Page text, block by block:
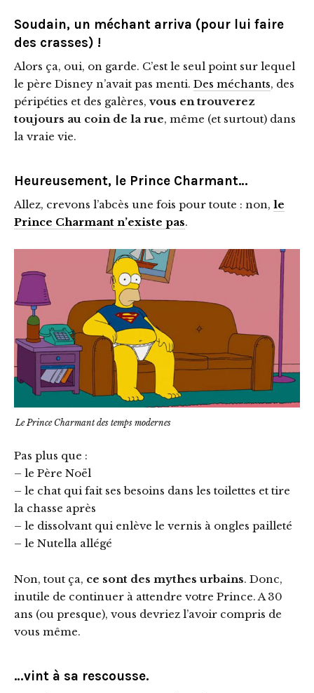
Soudain, un méchant arriva (pour lui faire
des crasses) !
Alors ça, oui, on garde. C’est le seul point sur lequel
le père Disney n’avait pas menti. Des méchants, des
péripéties et des galères, vous en trouverez
toujours au coin de la rue, même (et surtout) dans
la vraie vie.
Heureusement, le Prince Charmant…
Allez, crevons l’abcès une fois pour toute : non, le
Prince Charmant n’existe pas.
Le Prince Charmant des temps modernes
Pas plus que :
– le Père Noël
– le chat qui fait ses besoins dans les toilettes et tire
la chasse après
– le dissolvant qui enlève le vernis à ongles pailleté
– le Nutella allégé
Non, tout ça, ce sont des mythes urbains. Donc,
inutile de continuer à attendre votre Prince. A 30
ans (ou presque), vous devriez l’avoir compris de
vous même.
…vint à sa rescousse.